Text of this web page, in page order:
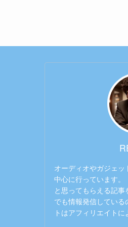
オーディオやガジェ
中心に行っています。
と思ってもらえる記
でも情報発信してい
トはアフィリエイトに